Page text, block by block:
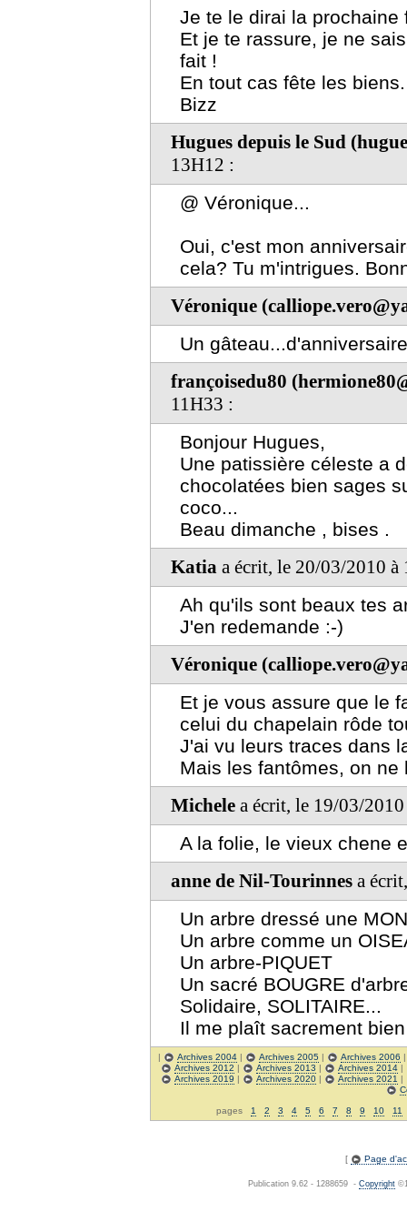
Je te le dirai la prochaine
Et je te rassure, je ne
fait !
En tout cas fête les biens.
Bizz
Hugues depuis le Sud
13H12 :
@ Véronique...
Oui, c'est mon
cela? Tu m'intrigues.
Véronique
Un
françoisedu80
11H33 :
Bonjour Hugues,
Une patissière céleste a
chocolatées bien sages
coco...
Beau dimanche , bises .
Katia a écrit, le 20/03/2010 à
Ah qu'ils sont beaux tes
J'en redemande :-)
Véronique
Et je vous assure que le
celui du chapelain rôde
J'ai vu leurs traces dans
Mais les fantômes, on
Michele a écrit, le 19/03/
A la folie, le vieux chene
anne de Nil-Tourinnes a
Un arbre dressé une
Un arbre comme un
Un arbre-PIQUET
Un sacré BOUGRE
Solidaire, SOLITAIRE...
Il me plaît sacrement
| Archives 2004 | Archives 2005 | Archives 2006
Archives 2012 | Archives 2013 | Archives 2014|
Archives 2019 | Archives 2020| Archives 2021 |
pages 1 2 3 4 5 6 7 8 9 10 11
[ Page
Publication 9.62 - 1288659 - Copyright